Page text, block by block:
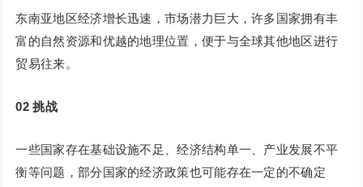
东南亚地区经济增长迅速，市场潜力巨大，许多国家拥有丰
富的自然资源和优越的地理位置，便于与全球其他地区进行
贸易往来。
02 挑战
一些国家存在基础设施不足、经济结构单一、产业发展不平
衡等问题，部分国家的经济政策也可能存在一定的不确定